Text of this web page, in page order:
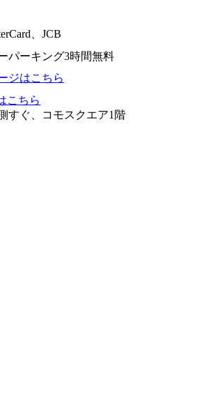
、JCB
パーキング3時間無料
ジはこちら
こちら
すぐ、コモスクエア1階